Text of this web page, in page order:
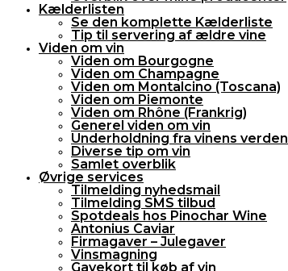
Kælderlisten
Se den komplette Kælderliste
Tip til servering af ældre vine
Viden om vin
Viden om Bourgogne
Viden om Champagne
Viden om Montalcino (Toscana)
Viden om Piemonte
Viden om Rhône (Frankrig)
Generel viden om vin
Underholdning fra vinens verden
Diverse tip om vin
Samlet overblik
Øvrige services
Tilmelding nyhedsmail
Tilmelding SMS tilbud
Spotdeals hos Pinochar Wine
Antonius Caviar
Firmagaver – Julegaver
Vinsmagning
Gavekort til køb af vin